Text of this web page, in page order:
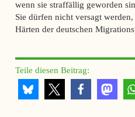
wenn sie straffällig geworden
Sie dürfen nicht versagt
Härten der deutschen
Teile diesen Beitrag: